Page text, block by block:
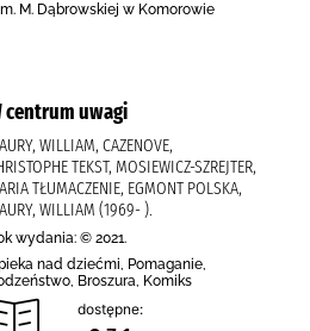
M. Dąbrowskiej w Komorowie
centrum uwagi
WILLIAM, CAZENOVE,
TEKST, MOSIEWICZ-SZREJTER,
TŁUMACZENIE, EGMONT POLSKA,
WILLIAM (1969- ).
wydania: © 2021.
nad dziećmi, Pomaganie,
Broszura, Komiks
dostępne: